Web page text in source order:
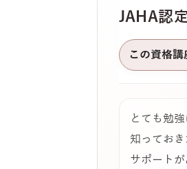
JAHA認
この資格
とても勉
知ってお
サポート